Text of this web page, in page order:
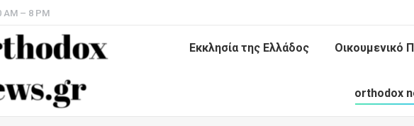
AM – 8 PM
Εκκλησία της Ελλάδος Οικουμενικό
orthodox